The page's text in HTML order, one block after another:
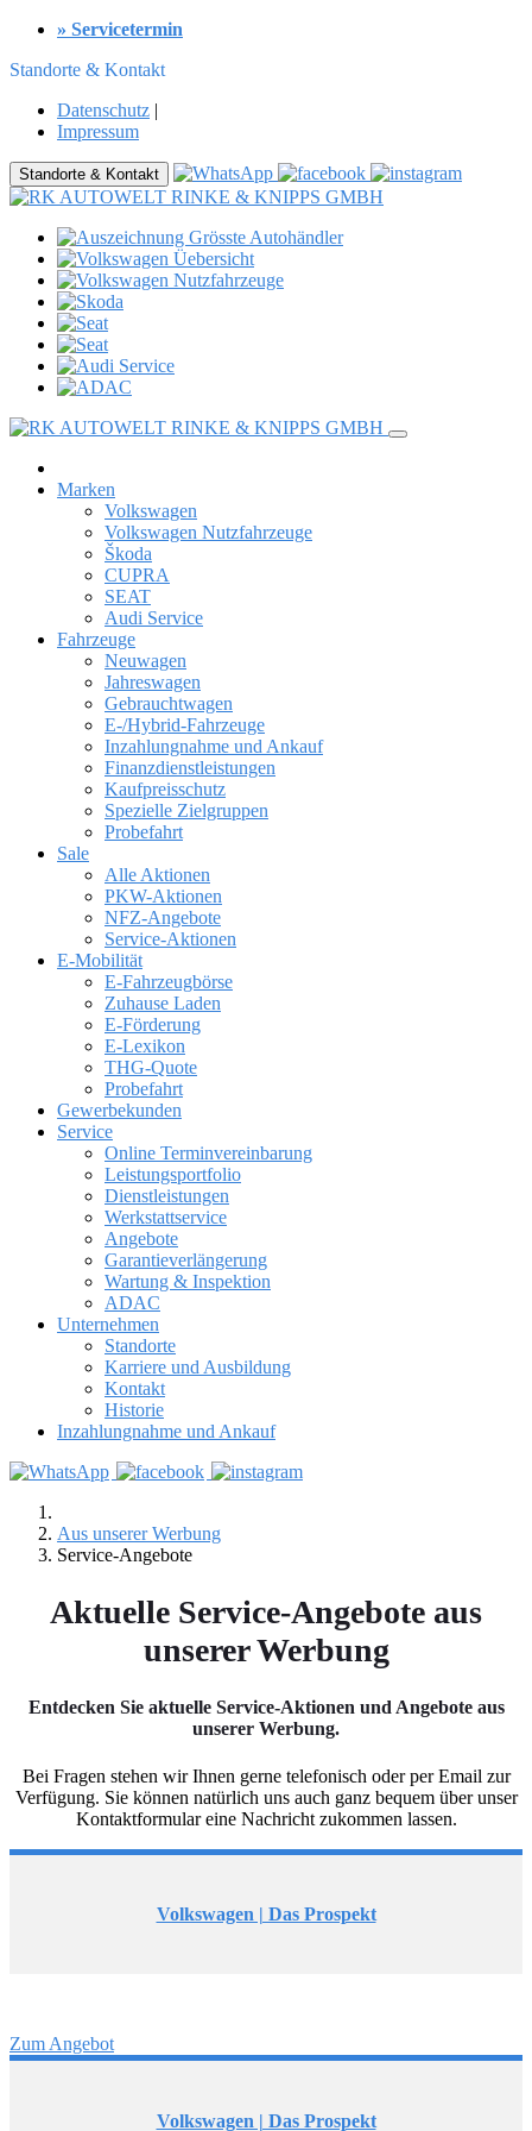
» Servicetermin
Standorte & Kontakt
Datenschutz |
Impressum
Standorte & Kontakt
Marken
Volkswagen
Volkswagen Nutzfahrzeuge
Škoda
CUPRA
SEAT
Audi Service
Fahrzeuge
Neuwagen
Jahreswagen
Gebrauchtwagen
E-/Hybrid-Fahrzeuge
Inzahlungnahme und Ankauf
Finanzdienstleistungen
Kaufpreisschutz
Spezielle Zielgruppen
Probefahrt
Sale
Alle Aktionen
PKW-Aktionen
NFZ-Angebote
Service-Aktionen
E-Mobilität
E-Fahrzeugbörse
Zuhause Laden
E-Förderung
E-Lexikon
THG-Quote
Probefahrt
Gewerbekunden
Service
Online Terminvereinbarung
Leistungsportfolio
Dienstleistungen
Werkstattservice
Angebote
Garantieverlängerung
Wartung & Inspektion
ADAC
Unternehmen
Standorte
Karriere und Ausbildung
Kontakt
Historie
Inzahlungnahme und Ankauf
Aus unserer Werbung
Service-Angebote
Aktuelle Service-Angebote aus
unserer Werbung
Entdecken Sie aktuelle Service-Aktionen und Angebote aus
unserer Werbung.
Bei Fragen stehen wir Ihnen gerne telefonisch oder per Email zur
Verfügung. Sie können natürlich uns auch ganz bequem über unser
Kontaktformular eine Nachricht zukommen lassen.
Volkswagen | Das Prospekt
Zum Angebot
Volkswagen | Das Prospekt